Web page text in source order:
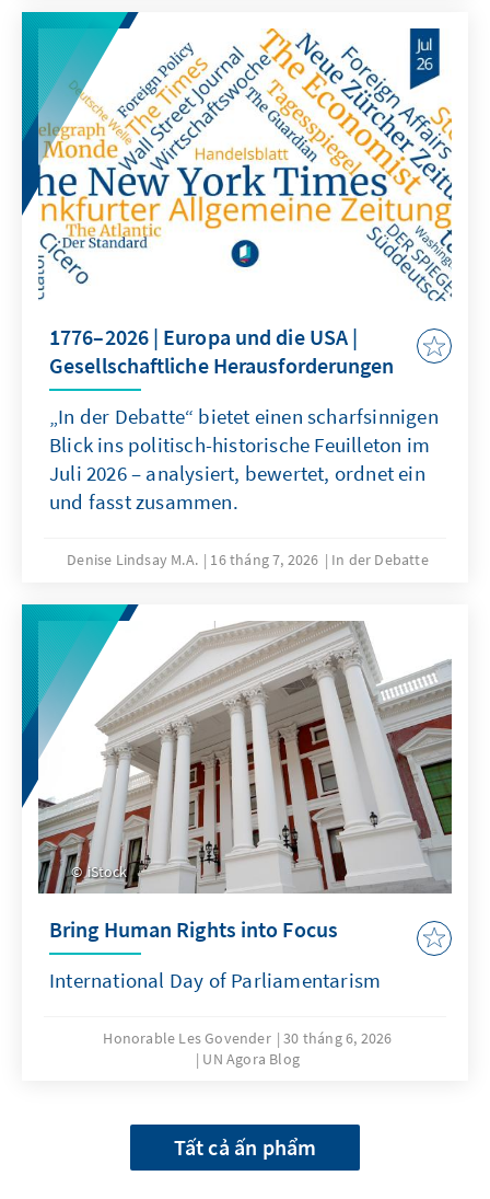
1776–2026 | Europa und die USA |
Gesellschaftliche Herausforderungen
„In der Debatte“ bietet einen scharfsinnigen
Blick ins politisch-historische Feuilleton im
Juli 2026 – analysiert, bewertet, ordnet ein
und fasst zusammen.
Denise Lindsay M.A. 16 tháng 7, 2026 In der Debatte
iStock
Bring Human Rights into Focus
International Day of Parliamentarism
Honorable Les Govender
30 tháng 6, 2026
UN Agora Blog
Tất cả ấn phẩm